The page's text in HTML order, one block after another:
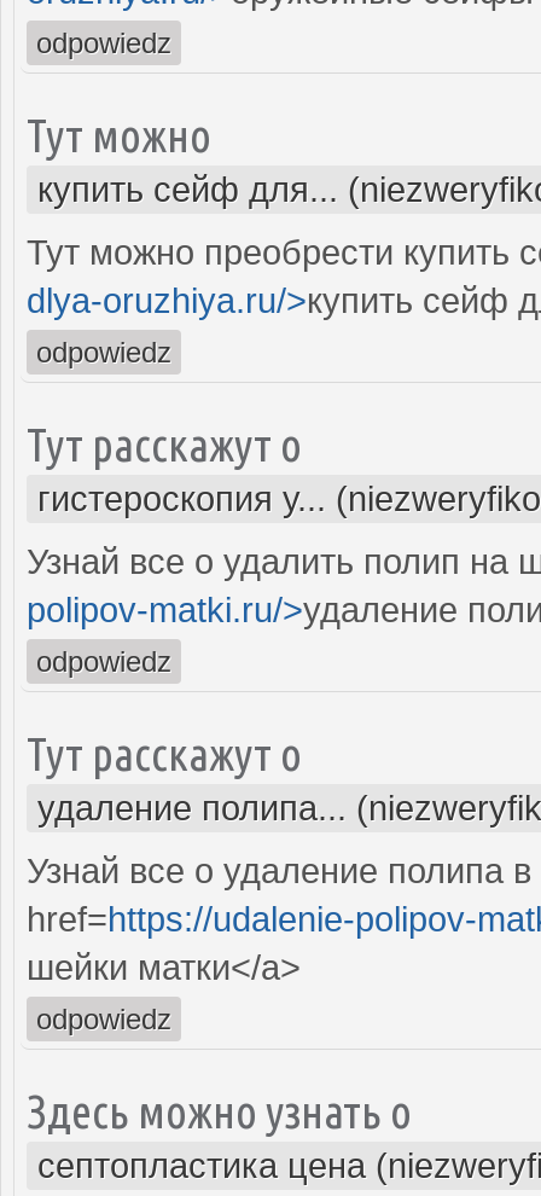
odpowiedz
Тут можно
купить сейф для...
Тут можно преобрести купить
dlya-oruzhiya.ru/>купить сейф
odpowiedz
Тут расскажут о
гистероскопия у...
Узнай все о удалить полип на
polipov-matki.ru/>удаление
odpowiedz
Тут расскажут о
удаление полипа...
Узнай все о удаление полипа
href=https://udalenie-polipov-
шейки матки</a>
odpowiedz
Здесь можно узнать о
септопластика цена